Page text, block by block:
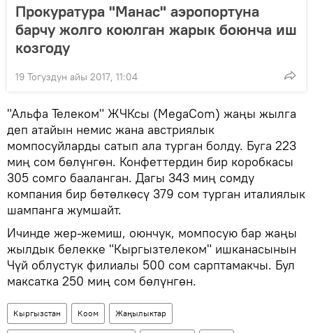
Прокуратура "Манас" аэропортуна
барчу жолго коюлган жарык боюнча иш
козгоду
19 Тогуздун айы 2017, 11:04
"Альфа Телеком" ЖЧКсы (MegaCom) жаңы жылга
деп атайын немис жана австриялык
момпосуйларды сатып ала турган болду. Буга 223
миң сом бөлүнгөн. Конфеттердин бир коробкасы
305 сомго бааланган. Дагы 343 миң сомду
компания бир бөтөлкөсү 379 сом турган италиялык
шампанга жумшайт.
Ичинде жер-жемиш, оюнчук, момпосую бар жаңы
жылдык белекке "Кыргызтелеком" ишканасынын
Чүй облустук филиалы 500 сом сарптамакчы. Бул
максатка 250 миң сом бөлүнгөн.
Кыргызстан Коом Жаңылыктар